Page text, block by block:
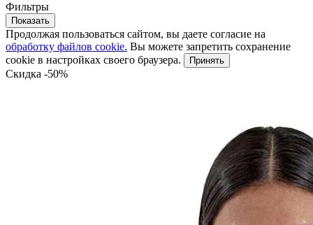
Фильтры
Показать
Продолжая пользоваться сайтом, вы даете согласие на
обработку файлов cookie. Вы можете запретить сохранение
cookie в настройках своего браузера.
Принять
Скидка -50%